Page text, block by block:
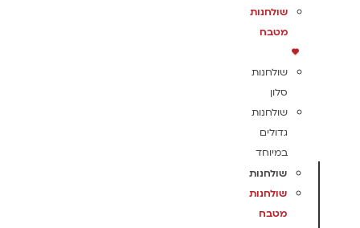
שולחנות
מטבח
שולחנות
סלון
שולחנות
גדולים
במיוחד
שולחנות
שולחנות
מטבח